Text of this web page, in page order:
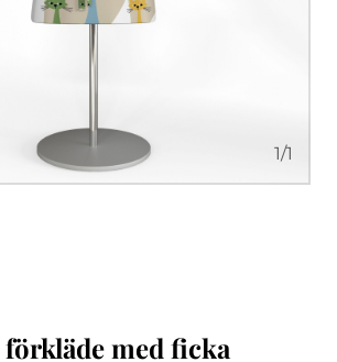
1/1
med ficka